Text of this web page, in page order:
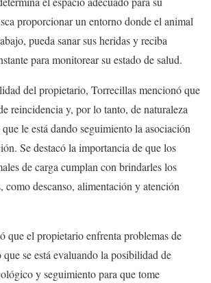
proporcionar un entorno donde el animal
pueda sanar sus heridas y reciba
para monitorear su estado de salud.
del propietario, Torrecillas mencionó que
reincidencia y, por lo tanto, de naturaleza
le está dando seguimiento la asociación
Se destacó la importancia de que los
de carga cumplan con brindarles los
como descanso, alimentación y atención
que el propietario enfrenta problemas de
se está evaluando la posibilidad de
y seguimiento para que tome